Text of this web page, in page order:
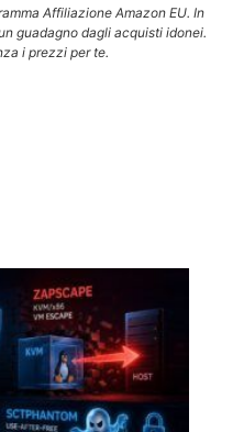
Affiliazione Amazon EU. In
guadagno dagli acquisti idonei.
i prezzi per te.